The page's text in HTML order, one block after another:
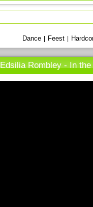
Dance Feest
Edsilia Rombley - In the